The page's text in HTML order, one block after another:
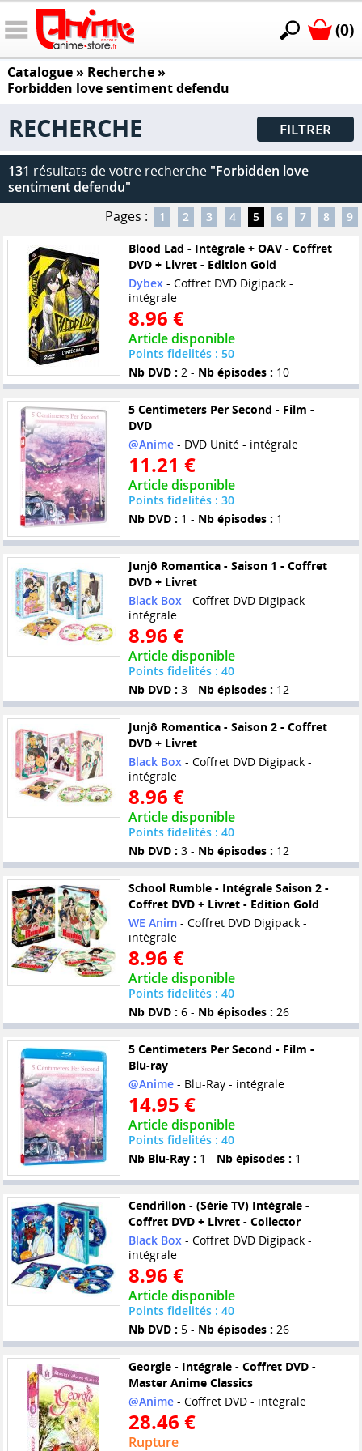
(0)
Catalogue» Recherche »
Forbidden love sentiment defendu
RECHERCHE FILTRER
131 résultats de votre recherche "Forbidden love
sentiment defendu"
Pages :
1 2 3 4 5 6 7 8 9
Blood Lad - Intégrale + OAV - Coffret
DVD + Livret - Edition Gold
Dybex- Coffret DVD Digipack -
intégrale
8.96 €
Article disponible
Points fidelités : 50
Nb DVD : 2 - Nb épisodes : 10
5 Centimeters Per Second - Film -
DVD
@Anime- DVD Unité - intégrale
11.21 €
Article disponible
Points fidelités : 30
Nb DVD : 1 - Nb épisodes : 1
Junjô Romantica - Saison 1 - Coffret
DVD + Livret
Black Box- Coffret DVD Digipack -
intégrale
8.96 €
Article disponible
Points fidelités : 40
Nb DVD : 3 - Nb épisodes : 12
Junjô Romantica - Saison 2 - Coffret
DVD + Livret
Black Box- Coffret DVD Digipack -
intégrale
8.96 €
Article disponible
Points fidelités : 40
Nb DVD : 3 - Nb épisodes : 12
School Rumble - Intégrale Saison 2 -
Coffret DVD + Livret - Edition Gold
WE Anim- Coffret DVD Digipack -
intégrale
8.96 €
Article disponible
Points fidelités : 40
Nb DVD : 6 - Nb épisodes : 26
5 Centimeters Per Second - Film -
Blu-ray
@Anime- Blu-Ray - intégrale
14.95 €
Article disponible
Points fidelités : 40
Nb Blu-Ray : 1 - Nb épisodes : 1
Cendrillon - (Série TV) Intégrale -
Coffret DVD + Livret - Collector
Black Box- Coffret DVD Digipack -
intégrale
8.96 €
Article disponible
Points fidelités : 40
Nb DVD : 5 - Nb épisodes : 26
Georgie - Intégrale - Coffret DVD -
Master Anime Classics
@Anime- Coffret DVD - intégrale
28.46 €
Rupture